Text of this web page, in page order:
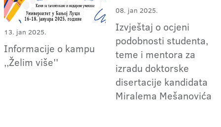
13. jan 2025.
Informacije o kampu
,,Želim više''
08. jan 2025.
Izvještaj o ocjeni
podobnosti studenta,
teme i mentora za
izradu doktorske
disertacije kandidata
Miralema Mešanovića